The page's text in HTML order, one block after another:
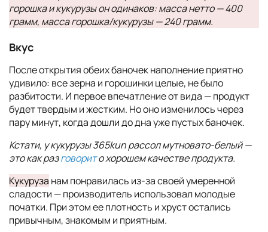
горошка и кукурузы он одинаков: масса нетто — 400
грамм, масса горошка/кукурузы — 240 грамм.
Вкус
После открытия обеих баночек наполнение приятно
удивило: все зерна и горошинки целые, не было
разбитости. И первое впечатление от вида — продукт
будет твердым и жестким. Но оно изменилось через
пару минут, когда дошли до дна уже пустых баночек.
Кстати, у кукурузы 365kun рассол мутновато-белый —
это как разговорито хорошем качестве продукта.
Кукуруза нам понравилась из-за своей умеренной
сладости — производитель использовал молодые
початки. При этом ее плотность и хруст остались
привычным, знакомым и приятным.